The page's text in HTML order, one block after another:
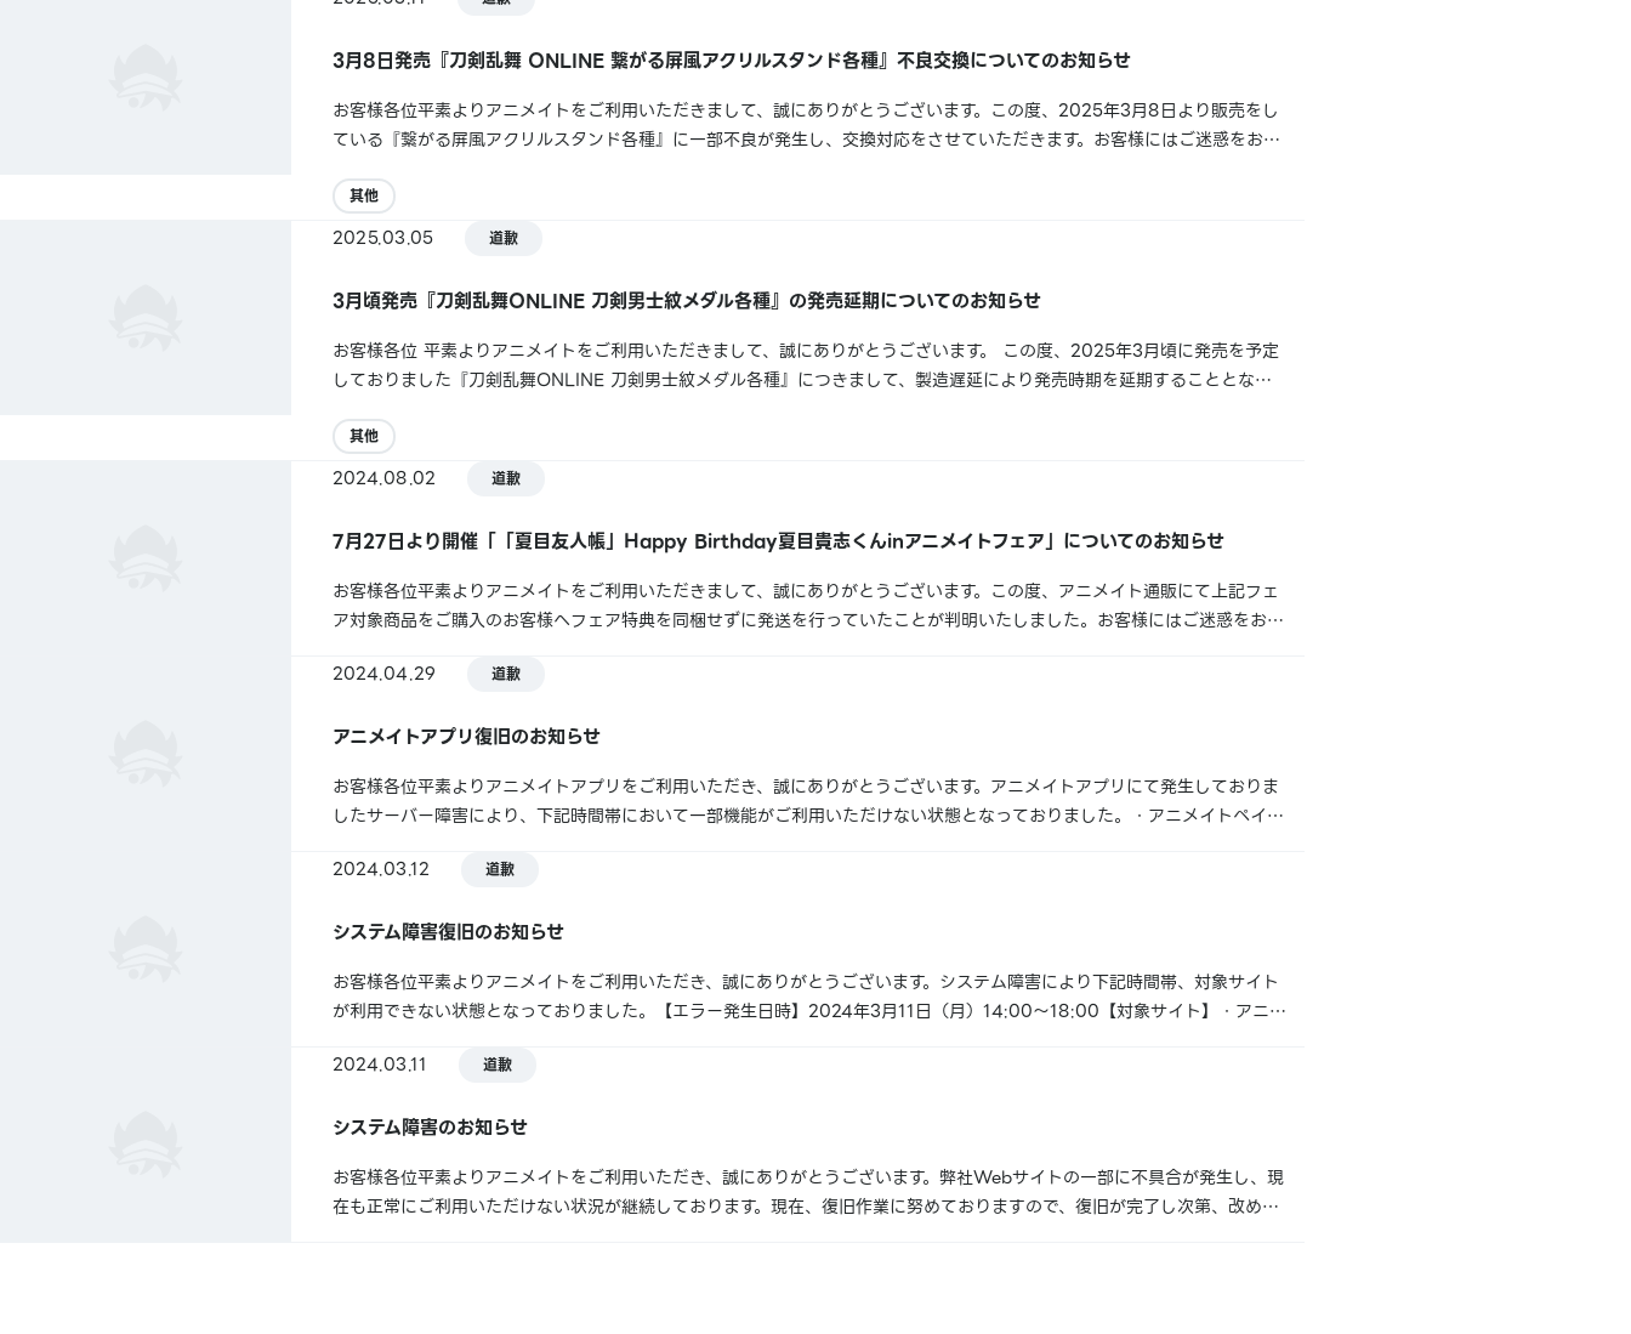
3月8日発売『刀剣乱舞 ONLINE 繋がる屏風アクリルスタンド各種』不良交換についてのお知らせ
お客様各位平素よりアニメイトをご利用いただきまして、誠にありがとうございます。この度、2025年3月8日より販売をし
ている『繋がる屏風アクリルスタンド各種』に一部不良が発生し、交換対応をさせていただきます。お客様にはご迷惑をおか
光繋がる屏風アクリルスタンド/鶴丸国永繋がる...
其他
2025.03.05 道歉
3月頃発売『刀剣乱舞ONLINE 刀剣男士紋メダル各種』の発売延期についてのお知らせ
お客様各位 平素よりアニメイトをご利用いただきまして、誠にありがとうございます。 この度、2025年3月頃に発売を予定
しておりました『刀剣乱舞ONLINE 刀剣男士紋メダル各種』につきまして、製造遅延により発売時期を延期することとなり
メダル／小狐丸刀剣男士紋メダル／石...
其他
2024.08.02 道歉
7月27日より開催「「夏目友人帳」Happy Birthday夏目貴志くんinアニメイトフェア」についてのお知らせ
お客様各位平素よりアニメイトをご利用いただきまして、誠にありがとうございます。この度、アニメイト通販にて上記フェ
ア対象商品をご購入のお客様へフェア特典を同梱せずに発送を行っていたことが判明いたしました。お客様にはご迷惑をおか
間：2024年7月27日（土）～2024年8月25日...
2024.04.29 道歉
アニメイトアプリ復旧のお知らせ
お客様各位平素よりアニメイトアプリをご利用いただき、誠にありがとうございます。アニメイトアプリにて発生しておりま
したサーバー障害により、下記時間帯において一部機能がご利用いただけない状態となっておりました。・アニメイトペイの
日時：2024年4月28日（日）22:10〜2024年4月29日...
2024.03.12 道歉
システム障害復旧のお知らせ
お客様各位平素よりアニメイトをご利用いただき、誠にありがとうございます。システム障害により下記時間帯、対象サイト
が利用できない状態となっておりました。【エラー発生日時】2024年3月11日（月）14:00～18:00【対象サイト】・アニメ
ご利用のお客様にはご迷惑をおかけして...
2024.03.11 道歉
システム障害のお知らせ
お客様各位平素よりアニメイトをご利用いただき、誠にありがとうございます。弊社Webサイトの一部に不具合が発生し、現
在も正常にご利用いただけない状況が継続しております。現在、復旧作業に努めておりますので、復旧が完了し次第、改めて